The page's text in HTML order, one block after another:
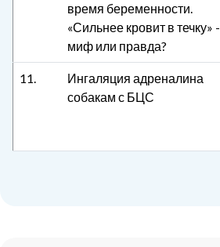
время беременности.
«Сильнее кровит в течку» -
миф или правда?
11.
Ингаляция адреналина
собакам с БЦС